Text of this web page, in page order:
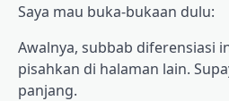
Saya mau buka-bukaan dulu:
Awalnya, subbab diferensiasi
pisahkan di halaman lain.
panjang.